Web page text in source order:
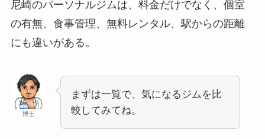
尼崎のパーソナルジムは、料金だけでなく、個室
の有無、食事管理、無料レンタル、駅からの距離
にも違いがある。
博士
まずは一覧で、気になるジムを比
較してみてね。